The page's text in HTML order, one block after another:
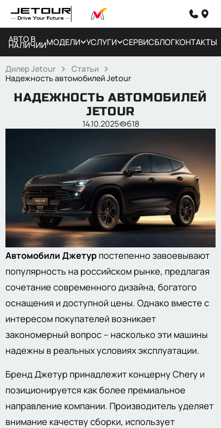
АВТО В
НАЛИЧИИМОДЕЛИ УСЛУГИ СЕРВИСБЛОГКОНТАКТЫ
Дилер Jetour
Статьи
Надежность автомобилей Jetour
НАДЕЖНОСТЬ АВТОМОБИЛЕЙ
JETOUR
14.10.2025 618
Автомобили Джетур постепенно завоевывают
популярность на российском рынке, предлагая
сочетание современного дизайна, богатого
оснащения и доступной цены. Однако вместе с
интересом покупателей возникает
закономерный вопрос – насколько эти машины
надежны в реальных условиях эксплуатации.
Бренд Джетур принадлежит концерну Chery и
позиционируется как более премиальное
направление компании. Производитель уделяет
внимание качеству сборки, использует